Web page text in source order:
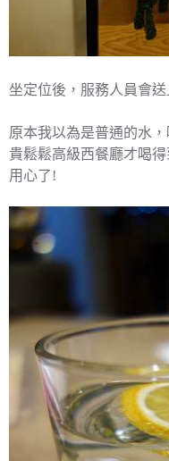
坐定位後，服務人員會送
原本我以為是普通的水
貴鬆鬆高級西餐廳才喝
用心了!